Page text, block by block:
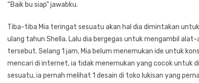
“Baik bu siap” jawabku.
Tiba-tiba Mia teringat sesuatu akan hal dia dimintakan
ulang tahun Shella. Lalu dia bergegas untuk mengambil
tersebut. Selang 1 jam, Mia belum menemukan ide untuk
mencari di internet, ia tidak menemukan yang cocok untuk
sesuatu, ia pernah melihat 1 desain di toko lukisan yang